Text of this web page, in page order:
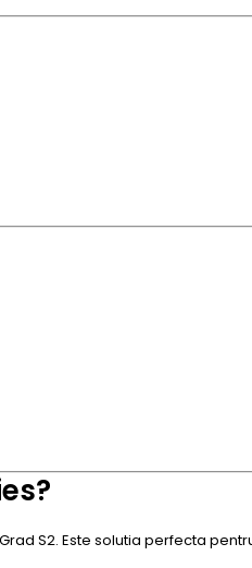
S2. Este solutia perfecta